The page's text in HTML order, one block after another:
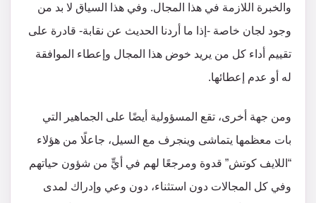
والخبرة اللازمة في هذا المجال. وفي هذا السياق لا بد من
وجود لجان خاصة -إذا ما أردنا الحديث عن نقابة- قادرة على
تقييم أداء كل من يريد خوض هذا المجال وإعطاء الموافقة
له أو عدم إعطائها.
ومن جهة أخرى، تقع المسؤولية أيضًا على الجماهير التي
بات معظمها يتماشى وينجرف مع السيل، جاعلًا من هؤلاء
“اللايف كوتش” قدوة ومرجعًا لهم في أيٍّ من شؤون حياتهم
وفي كل المجالات دون استثناء، دون وعي وإدراك لمدى